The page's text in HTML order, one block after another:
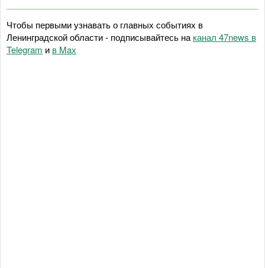
Чтобы первыми узнавать о главных событиях в
Ленинградской области - подписывайтесь на канал 47news в
Telegram и в Maх